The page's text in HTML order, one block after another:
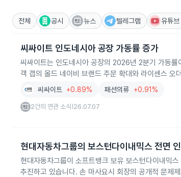
전체 공시 뉴스 텔레그램 유튜브
씨싸이트 인도네시아 공장 가동률 증가
씨싸이트는 인도네시아 공장의 2026년 2분기 가동
객 갭의 올드 네이비 브랜드 주문 확대와 라이센스 오
씨싸이트 +0.89% 패션의류 +0.91%
2건의 연관 소식 26.07.07
현대자동차그룹의 보스턴다이내믹스 전면
현대자동차그룹이 소프트뱅크 보유 보스턴다이내
추진하고 있습니다. 손 마사요시 회장의 공개적 문